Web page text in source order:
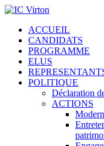
ACCUEIL
CANDIDATS
PROGRAMME
ELUS
POLITIQUE
Déclaration
ACTIONS